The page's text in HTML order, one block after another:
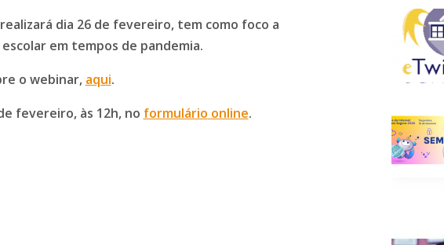
dia 26 de fevereiro, tem como foco a
em tempos de pandemia.
o webinar, aqui.
fevereiro, às 12h, no formulário online.